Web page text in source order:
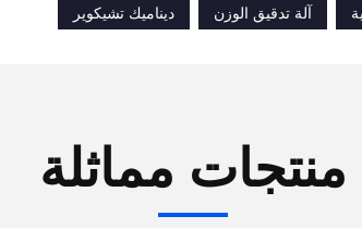
آلة تدقيق الوزن ديناميك تشيكوير
منتجات مماثلة